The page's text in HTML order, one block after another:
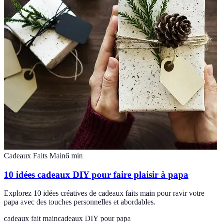
Cadeaux Faits Main6 min
10 idées cadeaux DIY pour faire plaisir à papa
Explorez 10 idées créatives de cadeaux faits main pour ravir votre
papa avec des touches personnelles et abordables.
cadeaux fait maincadeaux DIY pour papa